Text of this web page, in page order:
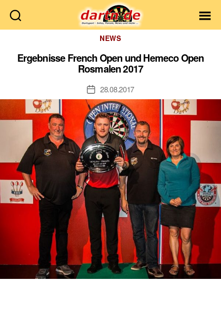
Dartn.de
Kategorien
NEWS
Ergebnisse French Open und Hemeco Open
Rosmalen 2017
Veröffentlichungsdatum
28.08.2017